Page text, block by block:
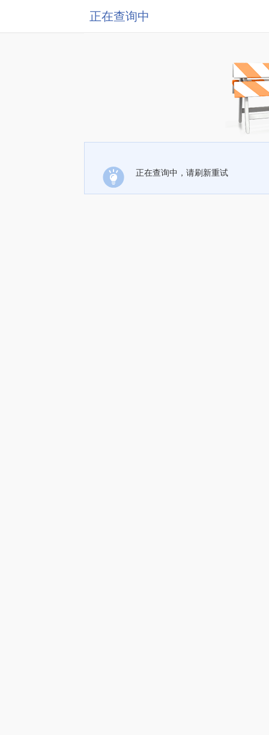
正在查询中
正在查询中，请刷新重试